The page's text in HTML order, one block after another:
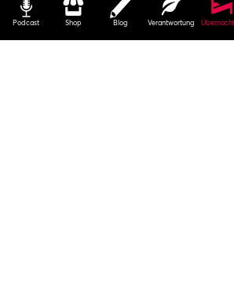
Podcast Shop Blog Verantwortung